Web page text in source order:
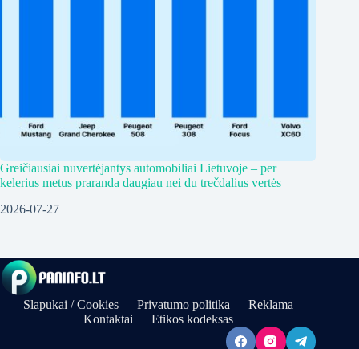
Greičiausiai nuvertėjantys automobiliai Lietuvoje – per
kelerius metus praranda daugiau nei du trečdalius vertės
2026-07-27
Slapukai / Cookies Privatumo politika
Reklama
Kontaktai
Etikos kodeksas